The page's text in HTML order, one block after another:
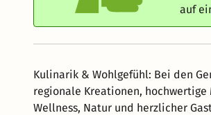
auf
Kulinarik & Wohlgefühl: Bei den
regionale Kreationen,
Wellness, Natur und herzlicher